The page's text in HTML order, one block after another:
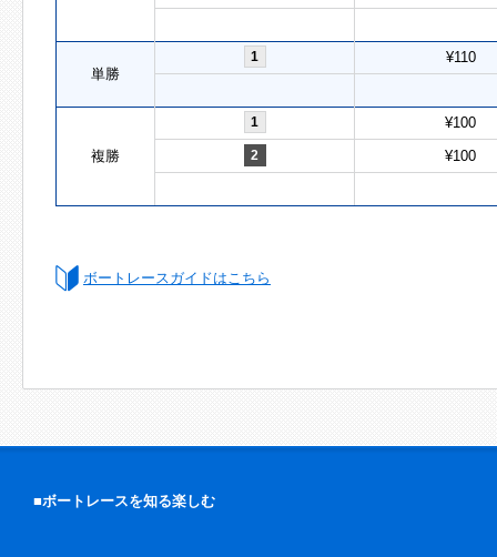
単勝
1 ¥110
複勝
1 ¥100
2 ¥100
ボートレースガイドはこちら
■ボートレースを知る楽しむ